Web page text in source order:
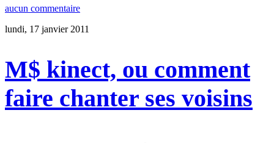
aucun commentaire
lundi, 17 janvier 2011
M$ kinect, ou comment
faire chanter ses voisins